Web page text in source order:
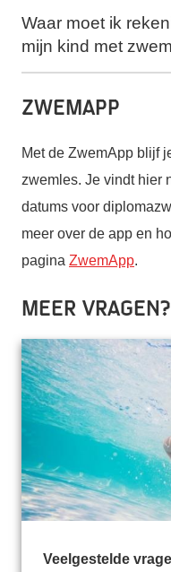
Waar moet ik
mijn kind met
ZwemApp
Met de ZwemApp blijf
zwemles. Je vindt hier
datums voor
meer over de app en
pagina ZwemApp.
Meer vragen?
Veelgestelde